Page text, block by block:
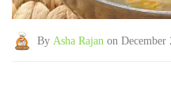
By Asha Rajan on